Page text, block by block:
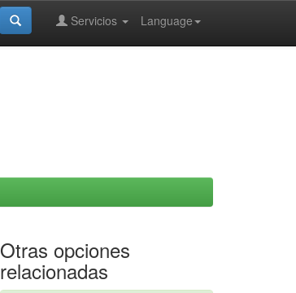
Language
Servicios
Otras opciones
relacionadas